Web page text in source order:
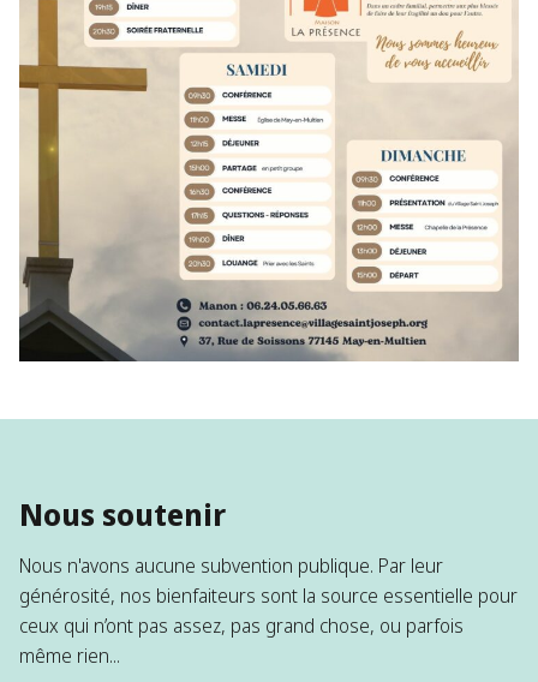
Nous soutenir
Nous n'avons aucune subvention publique. Par leur
générosité, nos bienfaiteurs sont la source essentielle pour
ceux qui n’ont pas assez, pas grand chose, ou parfois
même rien...